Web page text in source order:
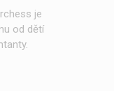
je
od dětí